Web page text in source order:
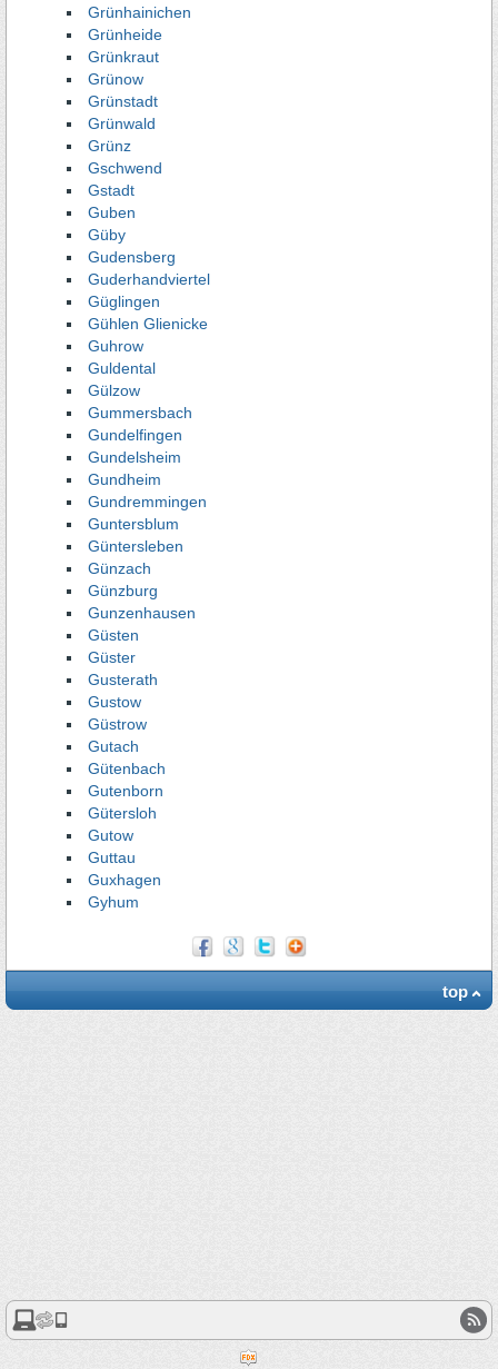
Grünhainichen
Grünheide
Grünkraut
Grünow
Grünstadt
Grünwald
Grünz
Gschwend
Gstadt
Guben
Güby
Gudensberg
Guderhandviertel
Güglingen
Gühlen Glienicke
Guhrow
Guldental
Gülzow
Gummersbach
Gundelfingen
Gundelsheim
Gundheim
Gundremmingen
Guntersblum
Güntersleben
Günzach
Günzburg
Gunzenhausen
Güsten
Güster
Gusterath
Gustow
Güstrow
Gutach
Gütenbach
Gutenborn
Gütersloh
Gutow
Guttau
Guxhagen
Gyhum
top